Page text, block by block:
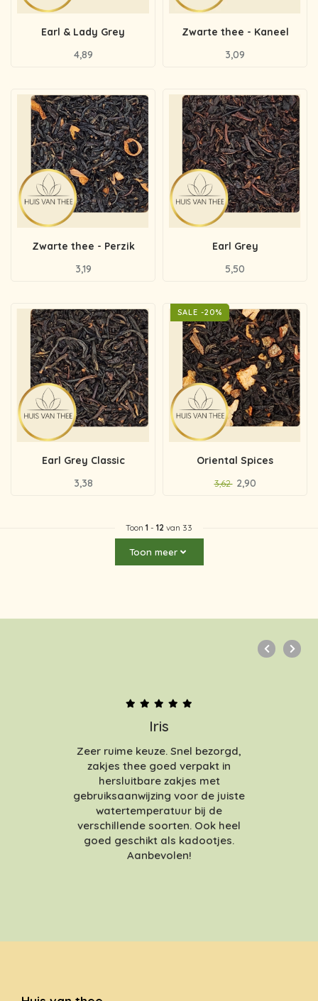
Earl & Lady Grey
4,89
Zwarte thee - Kaneel
3,09
Zwarte thee - Perzik
3,19
Earl Grey
5,50
Earl Grey Classic
3,38
SALE -20%
Oriental Spices
3,62 2,90
Toon 1 - 12 van 33
Toon meer
Iris
Zeer ruime keuze. Snel bezorgd,
zakjes thee goed verpakt in
hersluitbare zakjes met
gebruiksaanwijzing voor de juiste
watertemperatuur bij de
verschillende soorten. Ook heel
goed geschikt als kadootjes.
Aanbevolen!